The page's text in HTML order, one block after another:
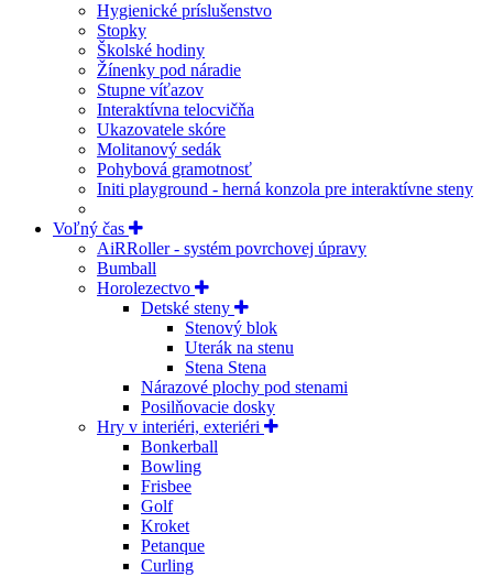
Hygienické príslušenstvo
Stopky
Školské hodiny
Žínenky pod náradie
Stupne víťazov
Interaktívna telocvičňa
Ukazovatele skóre
Molitanový sedák
Pohybová gramotnosť
Initi playground - herná konzola pre interaktívne steny
Voľný čas
AiRRoller - systém povrchovej úpravy
Bumball
Horolezectvo
Detské steny
Stenový blok
Uterák na stenu
Stena Stena
Nárazové plochy pod stenami
Posilňovacie dosky
Hry v interiéri, exteriéri
Bonkerball
Bowling
Frisbee
Golf
Kroket
Petanque
Curling